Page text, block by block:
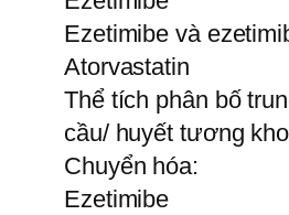
Ezetimibe và
Atorvastatin
Thể tích phân bố
cầu/ huyết tương
Chuyển hóa:
Ezetimibe